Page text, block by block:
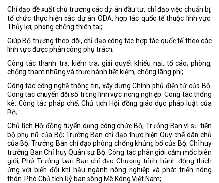
Chỉ đạo đề xuất chủ trương các dự án đầu tư, chỉ đạo việc chuẩn bị,
tổ chức thực hiện các dự án ODA, hợp tác quốc tế thuộc lĩnh vực:
Thủy lợi; phòng chống thiên tai;
Giúp Bộ trưởng theo dõi, chỉ đạo công tác hợp tác quốc tế theo các
lĩnh vực được phân công phụ trách;
Công tác thanh tra, kiểm tra; giải quyết khiếu nại, tố cáo; phòng,
chống tham nhũng và thực hành tiết kiệm, chống lãng phí;
Công tác công nghệ thông tin, xây dựng Chính phủ điện tử của Bộ.
Công tác chuyển đổi số trong lĩnh vực nông nghiệp. Công tác thống
kê. Công tác pháp chế; Chủ tịch Hội đồng giáo dục pháp luật của
Bộ;
Chủ tịch Hội đồng tuyển dụng công chức Bộ; Trưởng Ban vì sự tiến
bộ phụ nữ của Bộ; Trưởng Ban chỉ đạo thực hiện Quy chế dân chủ
của Bộ; Trưởng Ban chỉ đạo phòng chống khủng bố của Bộ; Chỉ huy
trưởng Ban Chỉ huy Quân sự Bộ; Công tác phân giới cắm mốc biên
giới; Phó Trưởng ban Ban chỉ đạo Chương trình hành động thích
ứng với biến đổi khí hậu ngành nông nghiệp và phát triển nông
thôn; Phó Chủ tịch Uỷ ban sông Mê Kông Việt Nam;